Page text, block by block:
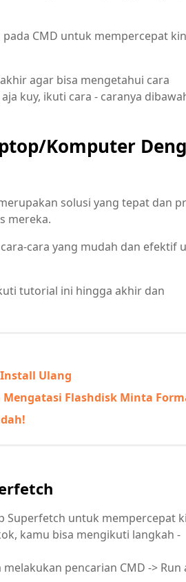
CMD untuk mempercepat
agar bisa mengetahui cara
kuy, ikuti cara - caranya
Komputer
solusi yang tepat dan
mereka.
cara yang mudah dan efektif
tutorial ini hingga akhir dan
Ulang
Mengatasi Flashdisk Minta
Superfetch untuk mempercepat
kamu bisa mengikuti langkah -
pencarian CMD -> Run